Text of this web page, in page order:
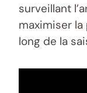
surveillant
maximiser
long de la